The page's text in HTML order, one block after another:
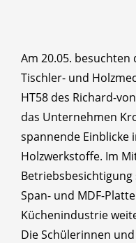
Am 20.05.
Tischler- und
HT58 des Richard-
das Unternehmen
spannende
Holzwerkstoffe. Im
Span- und MDF-
Küchenindustrie
Die Schülerinnen